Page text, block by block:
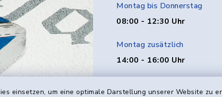
einsetzen, um eine optimale Darstellung unserer Website zu
Montag bis Donnerstag
08:00 - 12:30 Uhr
Montag zusätzlich
14:00 - 16:00 Uhr